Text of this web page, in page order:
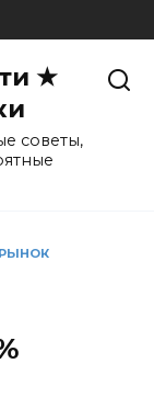
★
советы,